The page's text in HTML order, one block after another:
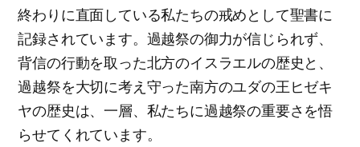
終わりに直面している私たちの戒めとして聖書に
記録されています。過越祭の御力が信じられず、
背信の行動を取った北方のイスラエルの歴史と、
過越祭を大切に考え守った南方のユダの王ヒゼキ
ヤの歴史は、一層、私たちに過越祭の重要さを悟
らせてくれています。